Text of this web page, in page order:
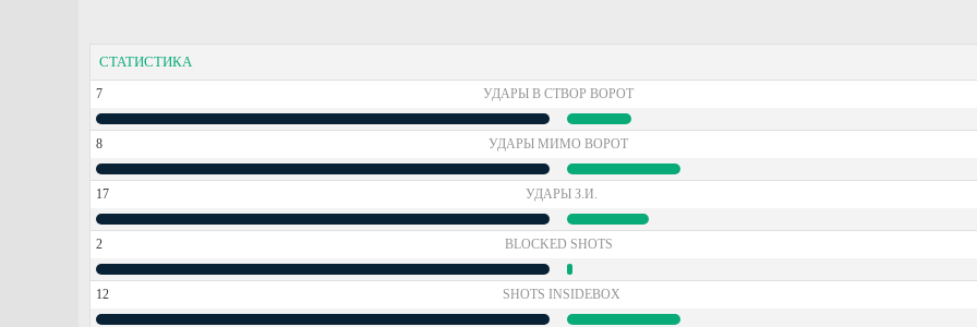
СТАТИСТИКА
7 УДАРЫ В СТВОР ВОРОТ
8 УДАРЫ МИМО ВОРОТ
17 УДАРЫ З.И.
2 BLOCKED SHOTS
12 SHOTS INSIDEBOX